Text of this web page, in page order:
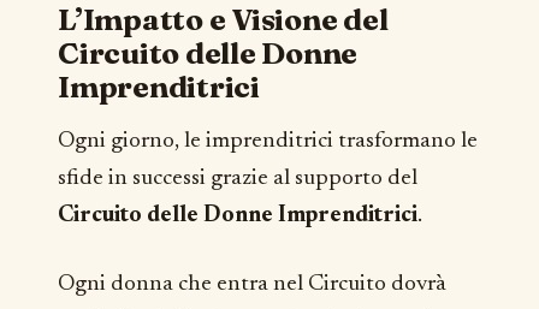
L’Impatto e Visione del
Circuito delle Donne
Imprenditrici
Ogni giorno, le imprenditrici trasformano le
sfide in successi grazie al supporto del
Circuito delle Donne Imprenditrici.
Ogni donna che entra nel Circuito dovrà